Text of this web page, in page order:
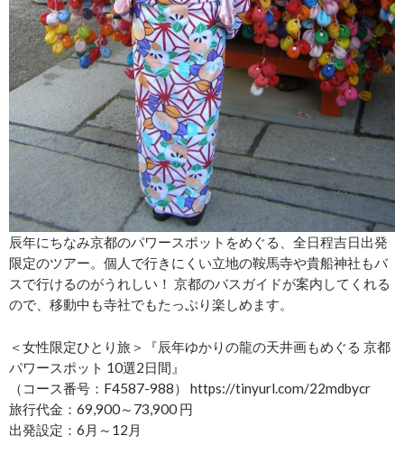
辰年にちなみ京都のパワースポットをめぐる、全日程吉日出発
限定のツアー。個人で行きにくい立地の鞍馬寺や貴船神社もバ
スで行けるのがうれしい！ 京都のバスガイドが案内してくれる
ので、移動中も寺社でもたっぷり楽しめます。
＜女性限定ひとり旅＞『辰年ゆかりの龍の天井画もめぐる 京都
パワースポット 10選2日間』
（コース番号：F4587-988） https://tinyurl.com/22mdbycr
旅行代金：69,900～73,900 円
出発設定：6月～12月